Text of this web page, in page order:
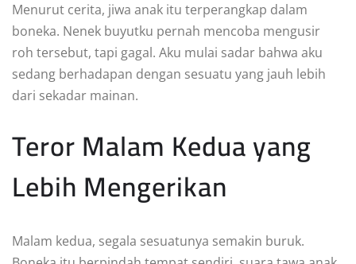
Menurut cerita, jiwa anak itu terperangkap dalam
boneka. Nenek buyutku pernah mencoba mengusir
roh tersebut, tapi gagal. Aku mulai sadar bahwa aku
sedang berhadapan dengan sesuatu yang jauh lebih
dari sekadar mainan.
Teror Malam Kedua yang
Lebih Mengerikan
Malam kedua, segala sesuatunya semakin buruk.